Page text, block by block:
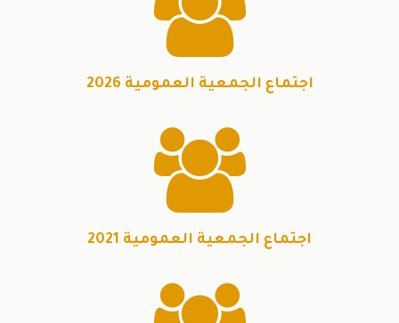
اجتماع الجمعية العمومية 2026

اجتماع الجمعية العمومية 2021